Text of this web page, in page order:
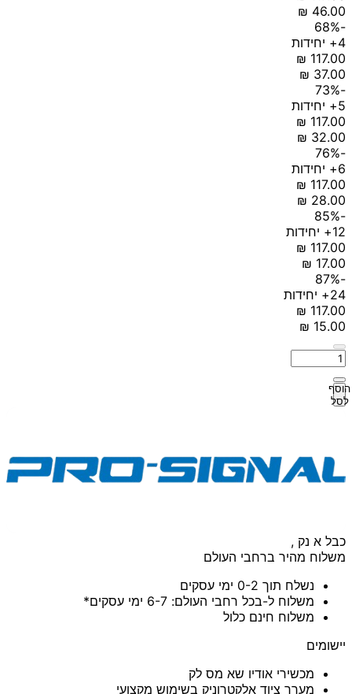
-68%
4+ יחידות
-73%
5+ יחידות
-76%
6+ יחידות
-85%
12+ יחידות
-87%
24+ יחידות
הוסף
לסל
כבל א נק ,
משלוח מהיר ברחבי העולם
נשלח תוך 0-2 ימי עסקים
משלוח ל-בכל רחבי העולם: 6-7 ימי עסקים*
משלוח חינם כלול
יישומים
מכשירי אודיו שא מס לק
מערך ציוד אלקטרוניק בשימוש מקצועי